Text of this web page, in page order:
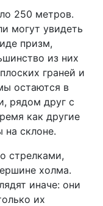
250 метров.
могут увидеть
призм,
из них
граней и
остаются в
рядом друг с
как другие
склоне.
стрелками,
холма.
иначе: они
их